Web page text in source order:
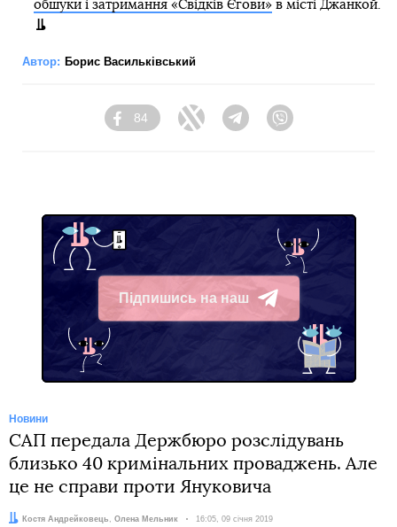
обшуки і затримання «Свідків Єгови»в місті Джанкой.
Автор: Борис Васильківський
Facebook
84
Twitter Telegram
Підпишись на наш
Telegram
Новини
САП передала Держбюро розслідувань
близько 40 кримінальних проваджень. Але
це не справи проти Януковича
Автори:
Костя Андрейковець , Олена Мельник Дата:
16:05, 09 січня 2019